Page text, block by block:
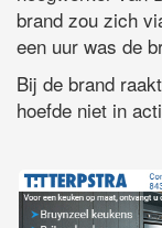
brand zou zich
een uur was de
Bij de brand
hoefde niet in